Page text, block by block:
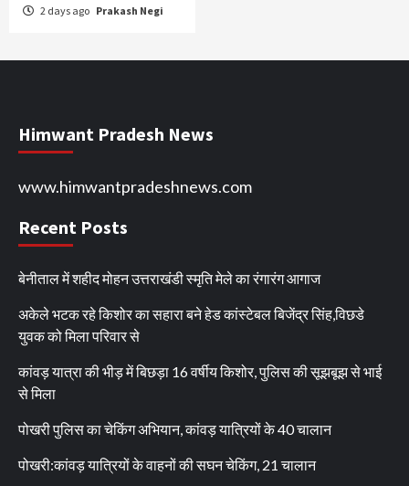
2 days ago Prakash Negi
Himwant Pradesh News
www.himwantpradeshnews.com
Recent Posts
बेनीताल में शहीद मोहन उत्तराखंडी स्मृति मेले का रंगारंग आगाज
अकेले भटक रहे किशोर का सहारा बने हेड कांस्टेबल बिजेंद्र सिंह,विछडे
युवक को मिला परिवार से
कांवड़ यात्रा की भीड़ में बिछड़ा 16 वर्षीय किशोर, पुलिस की सूझबूझ से भाई
से मिला
पोखरी पुलिस का चेकिंग अभियान, कांवड़ यात्रियों के 40 चालान
पोखरी:कांवड़ यात्रियों के वाहनों की सघन चेकिंग, 21 चालान